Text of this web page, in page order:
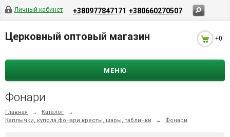
Личный кабинет +380977847171 +380660270507
Церковный оптовый магазин +0
МЕНЮ
Фонари
Главная → Каталог
→
Каплычки, купола,фонари,кресты, шары, таблички
→ Фонари